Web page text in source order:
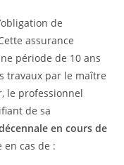
de
assurance
période de 10 ans
travaux par le maître
le professionnel
de sa
en cours de
cas de :